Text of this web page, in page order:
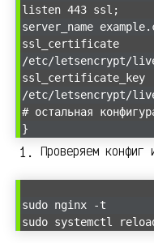
listen 443 ssl;
server_name
ssl_certificate
/etc/letsencrypt/
ssl_certificate_key
/etc/letsencrypt/live/
# остальная
}
Проверяем конфиг
sudo nginx -t
sudo systemctl